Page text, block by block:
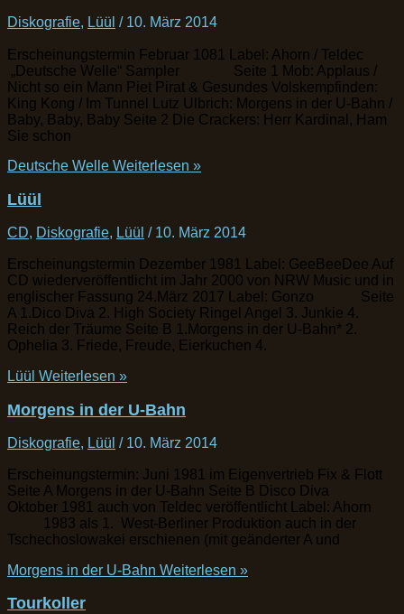
Diskografie, Lüül / 10. März 2014
Erscheinungstermin Februar 1081 Label: Ahorn / Teldec
„Deutsche Welle“ Sampler Seite 1 Mob: Applaus /
Nicht so ein Mann Piet Pirat & Gesundes Volskempfinden:
King Kong / Im Tunnel Lutz Ulbrich: Morgens in der U-Bahn /
Baby, Baby, Baby Seite 2 Die Crackers: Herr Kardinal, Ham
Sie schon
Deutsche Welle Weiterlesen »
Lüül
CD, Diskografie, Lüül / 10. März 2014
Erscheinungstermin Dezember 1981 Label: GeeBeeDee Auf
CD wiederveröffentlicht im Jahr 2000 von NRW Music und in
englischer Fassung 24.März 2017 Label: Gonzo Seite
A 1.Dico Diva 2. High Society Ringel Angel 3. Junkie 4.
Reich der Träume Seite B 1.Morgens in der U-Bahn* 2.
Ophelia 3. Friede, Freude, Eierkuchen 4.
Lüül Weiterlesen »
Morgens in der U-Bahn
Diskografie, Lüül / 10. März 2014
Erscheinungstermin: Juni 1981 im Eigenvertrieb Fix & Flott
Seite A Morgens in der U-Bahn Seite B Disco Diva
Oktober 1981 auch von Teldec veröffentlicht Label: Ahorn
1983 als 1. West-Berliner Produktion auch in der
Tschechoslowakei erschienen (mit geänderter A und
Morgens in der U-Bahn Weiterlesen »
Tourkoller